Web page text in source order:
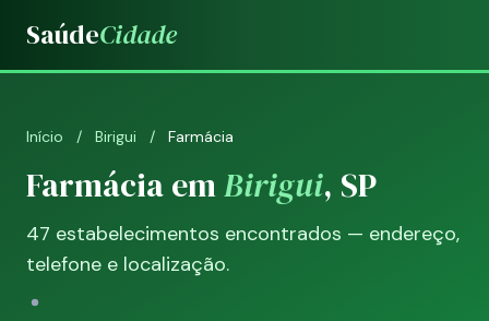
SaúdeCidade
Início / Birigui / Farmácia
Farmácia emBirigui, SP
47 estabelecimentos encontrados — endereço,
telefone e localização.